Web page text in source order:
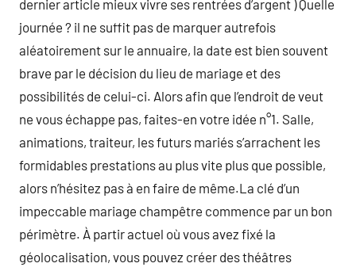
dernier article mieux vivre ses rentrées d’argent ) Quelle
journée ? il ne suffit pas de marquer autrefois
aléatoirement sur le annuaire, la date est bien souvent
brave par le décision du lieu de mariage et des
possibilités de celui-ci. Alors afin que l’endroit de veut
ne vous échappe pas, faites-en votre idée n°1. Salle,
animations, traiteur, les futurs mariés s’arrachent les
formidables prestations au plus vite plus que possible,
alors n’hésitez pas à en faire de même.La clé d’un
impeccable mariage champêtre commence par un bon
périmètre. À partir actuel où vous avez fixé la
géolocalisation, vous pouvez créer des théâtres